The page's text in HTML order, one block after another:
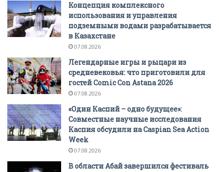
Концепция комплексного
использования и управления
подземными водами разрабатывается
в Казахстане
07.08.2026
Легендарные игры и рыцари из
средневековья: что приготовили для
гостей Comic Con Astana 2026
07.08.2026
«Один Каспий – одно будущее»:
Совместные научные исследования
Каспия обсудили на Caspian Sea Action
Week
07.08.2026
В области Абай завершился фестиваль